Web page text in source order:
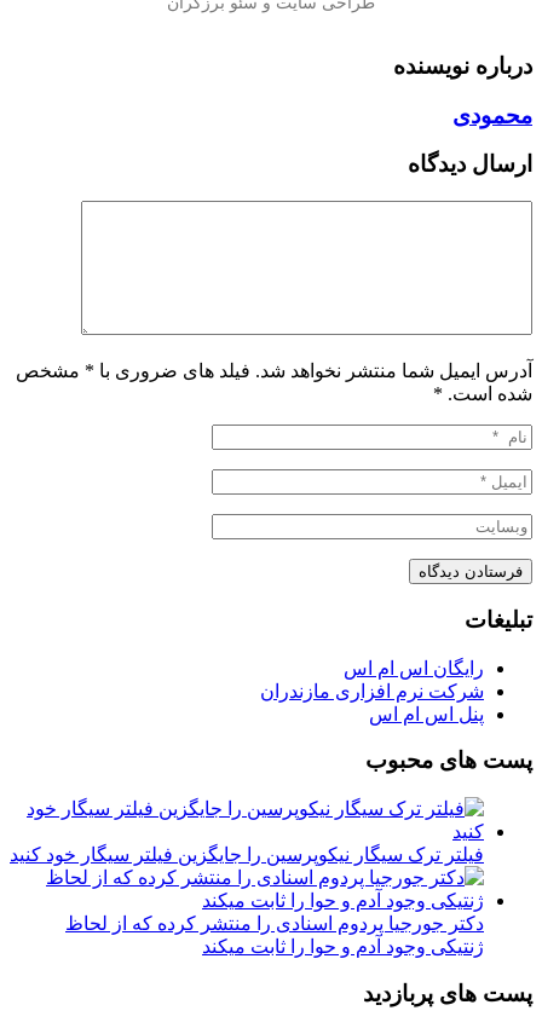
درباره نویسنده
محمودی
ارسال دیدگاه
آدرس ایمیل شما منتشر نخواهد شد. فیلد های ضروری با * مشخص
شده است. *
تبلیغات
رایگان اس ام اس
شرکت نرم افزاری مازندران
پنل اس ام اس
پست های محبوب
فیلتر ترک سیگار نیکوپرسین را جایگزین فیلتر سیگار خود کنید
دکتر جورجیا پردوم اسنادی را منتشر کرده که از لحاظ
ژنتیکی وجود آدم و حوا را ثابت میکند
پست های پربازدید